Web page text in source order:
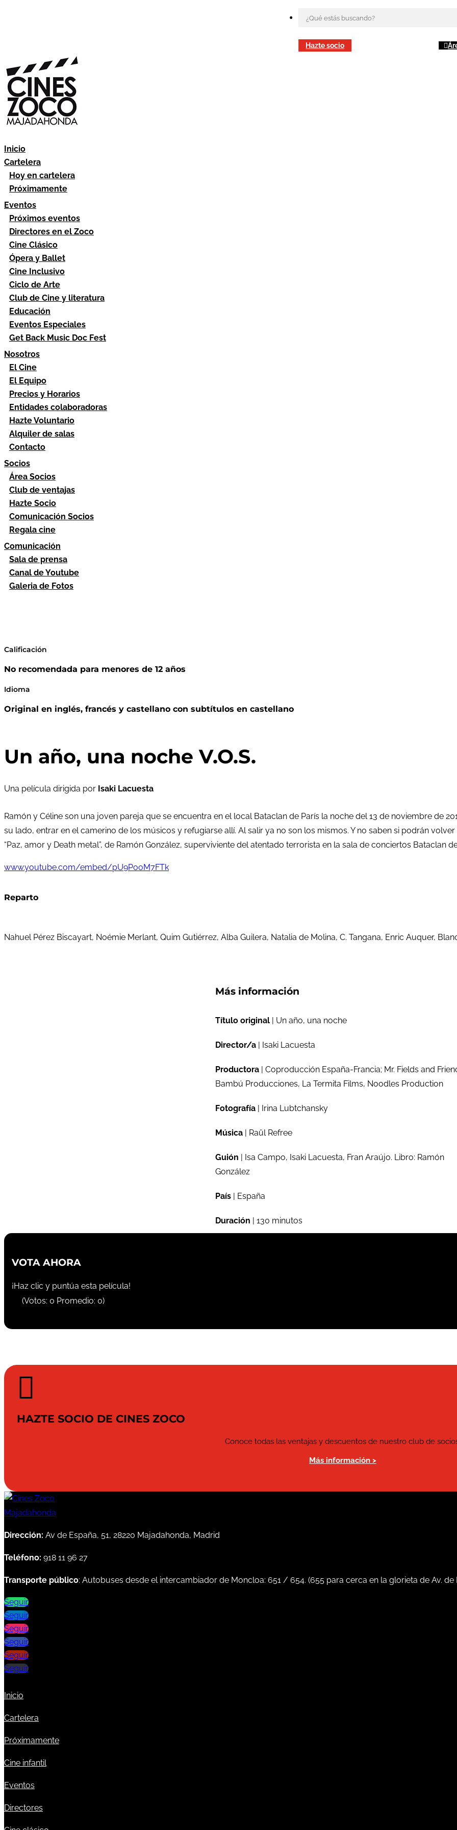
Hazte socio
Inicio
Cartelera
Hoy en cartelera
Próximamente
Eventos
Próximos eventos
Directores en el Zoco
Cine Clásico
Ópera y Ballet
Cine Inclusivo
Ciclo de Arte
Club de Cine y literatura
Educación
Eventos Especiales
Get Back Music Doc Fest
Nosotros
El Cine
El Equipo
Precios y Horarios
Entidades colaboradoras
Hazte Voluntario
Alquiler de salas
Contacto
Socios
Área Socios
Club de ventajas
Hazte Socio
Comunicación Socios
Regala cine
Comunicación
Sala de prensa
Canal de Youtube
Galeria de Fotos
Calificación
No recomendada para menores de 12 años
Idioma
Original en inglés, francés y castellano con subtítulos en castellano
Un año, una noche V.O.S.
Una película dirigida por Isaki Lacuesta
Ramón y Céline son una joven pareja que se encuentra en el local Bataclan de París la noche del 13 de noviembre de
su lado, entrar en el camerino de los músicos y refugiarse allí. Al salir ya no son los mismos. Y no saben si podrán
“Paz, amor y Death metal”, de Ramón González, superviviente del atentado terrorista en la sala de conciertos Bataclan
www.youtube.com/embed/pU9PooM7FTk
Reparto
Nahuel Pérez Biscayart, Noémie Merlant, Quim Gutiérrez, Alba Guilera, Natalia de Molina, C. Tangana, Enric Auquer,
Más información
Título original | Un año, una noche
Director/a | Isaki Lacuesta
Productora | Coproducción España-Francia; Mr. Fields and
Bambú Producciones, La Termita Films, Noodles Production
Fotografía | Irina Lubtchansky
Música | Raül Refree
Guión | Isa Campo, Isaki Lacuesta, Fran Araújo. Libro: Ramón
González
País | España
Duración | 130 minutos
VOTA AHORA
¡Haz clic y puntúa esta película!
(Votos: 0 Promedio: 0)

HAZTE SOCIO DE CINES ZOCO
Conoce todas las ventajas y descuentos de nuestro club de
Más información >
Dirección: Av de España, 51, 28220 Majadahonda, Madrid
Teléfono: 918 11 96 27
Transporte público: Autobuses desde el intercambiador de Moncloa: 651 / 654. (655 para cerca en la glorieta de Av. de
Seguir
Seguir
Seguir
Seguir
Seguir
Seguir
Inicio
Cartelera
Próximamente
Cine infantil
Eventos
Directores